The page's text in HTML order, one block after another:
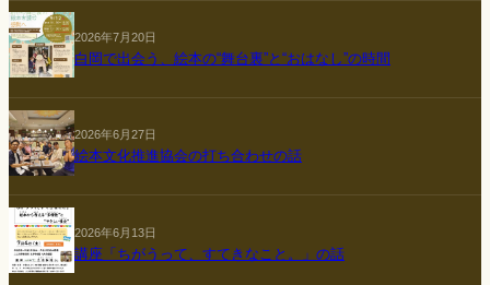
2026年7月20日
白岡で出会う、絵本の“舞台裏”と“おはなし”の時間
2026年6月27日
絵本文化推進協会の打ち合わせの話
2026年6月13日
講座「ちがうって、すてきなこと。」の話